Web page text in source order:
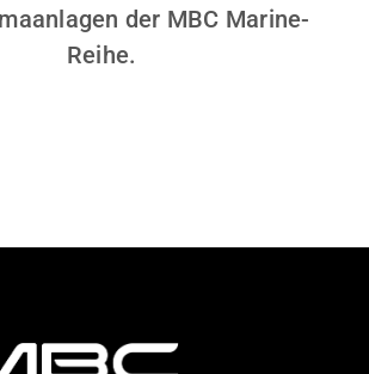
der MBC Marine-
Reihe.